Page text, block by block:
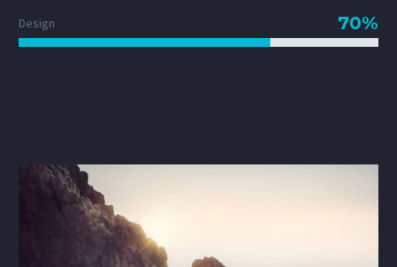
Design 70%